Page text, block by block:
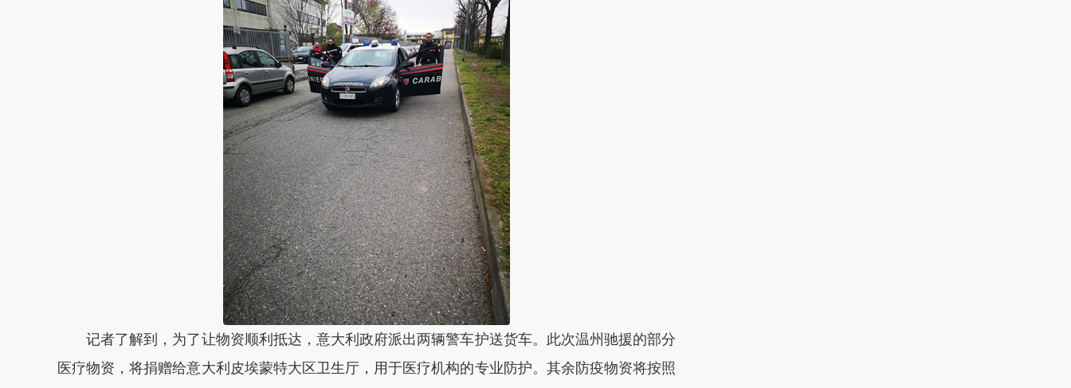
记者了解到，为了让物资顺利抵达，意大利政府派出两辆警车护送货车。此次温州驰援的部分
医疗物资，将捐赠给意大利皮埃蒙特大区卫生厅，用于医疗机构的专业防护。其余防疫物资将按照